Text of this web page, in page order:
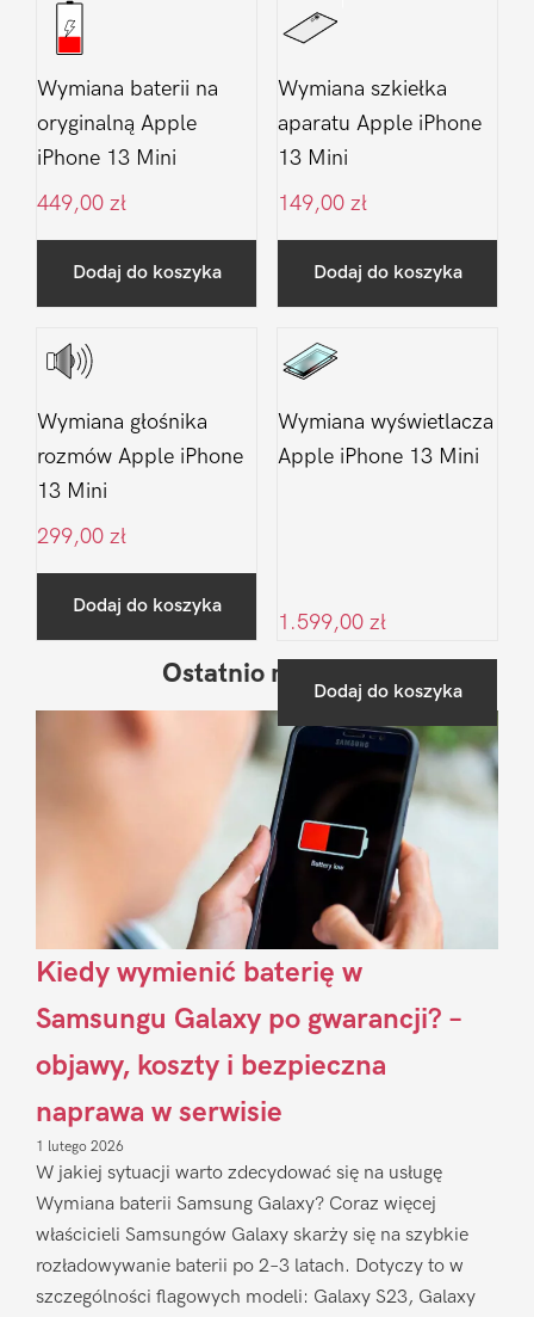
Wymiana baterii na
oryginalną Apple
iPhone 13 Mini
449,00 zł
Dodaj do koszyka
Wymiana szkiełka
aparatu Apple iPhone
13 Mini
149,00 zł
Dodaj do koszyka
Wymiana głośnika
rozmów Apple iPhone
13 Mini
299,00 zł
Dodaj do koszyka
Wymiana wyświetlacza
Apple iPhone 13 Mini
1.599,00 zł
Dodaj do koszyka
Sidebar
Ostatnio na blogu
Kiedy wymienić baterię w
Samsungu Galaxy po gwarancji? –
objawy, koszty i bezpieczna
naprawa w serwisie
1 lutego 2026
W jakiej sytuacji warto zdecydować się na usługę
Wymiana baterii Samsung Galaxy? Coraz więcej
właścicieli Samsungów Galaxy skarży się na szybkie
rozładowywanie baterii po 2–3 latach. Dotyczy to w
szczególności flagowych modeli: Galaxy S23, Galaxy